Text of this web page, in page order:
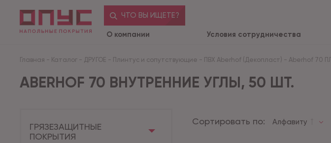
ЧТО ВЫ ИЩЕТЕ?
О компании Условия сотрудничества
Главная - Каталог - ДРУГОЕ - Плинтус и сопутствующие - ПВХ Aberhof (Декопласт) - Aberhof 70
ABERHOF 70 ВНУТРЕННИЕ УГЛЫ, 50 ШТ.
ГРЯЗЕЗАЩИТНЫЕ
ПОКРЫТИЯ
Сортировать по: Алфавиту